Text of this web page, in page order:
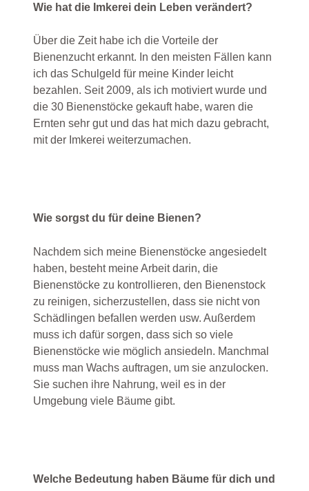
Wie hat die Imkerei dein Leben verändert?
Über die Zeit habe ich die Vorteile der
Bienenzucht erkannt. In den meisten Fällen kann
ich das Schulgeld für meine Kinder leicht
bezahlen. Seit 2009, als ich motiviert wurde und
die 30 Bienenstöcke gekauft habe, waren die
Ernten sehr gut und das hat mich dazu gebracht,
mit der Imkerei weiterzumachen.
Wie sorgst du für deine Bienen?
Nachdem sich meine Bienenstöcke angesiedelt
haben, besteht meine Arbeit darin, die
Bienenstöcke zu kontrollieren, den Bienenstock
zu reinigen, sicherzustellen, dass sie nicht von
Schädlingen befallen werden usw. Außerdem
muss ich dafür sorgen, dass sich so viele
Bienenstöcke wie möglich ansiedeln. Manchmal
muss man Wachs auftragen, um sie anzulocken.
Sie suchen ihre Nahrung, weil es in der
Umgebung viele Bäume gibt.
Welche Bedeutung haben Bäume für dich und